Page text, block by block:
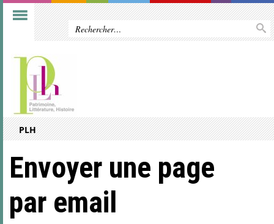
PLH
Envoyer une page
par email